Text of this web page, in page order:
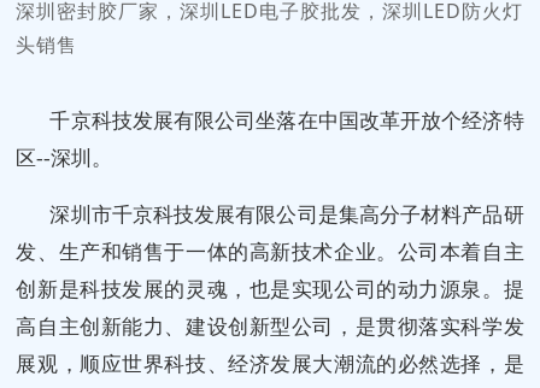
深圳密封胶厂家，深圳LED电子胶批发，深圳LED防火灯
头销售
千京科技发展有限公司坐落在中国改革开放个经济特
区--深圳。
深圳市千京科技发展有限公司是集高分子材料产品研
发、生产和销售于一体的高新技术企业。公司本着自主
创新是科技发展的灵魂，也是实现公司的动力源泉。提
高自主创新能力、建设创新型公司，是贯彻落实科学发
展观，顺应世界科技、经济发展大潮流的必然选择，是